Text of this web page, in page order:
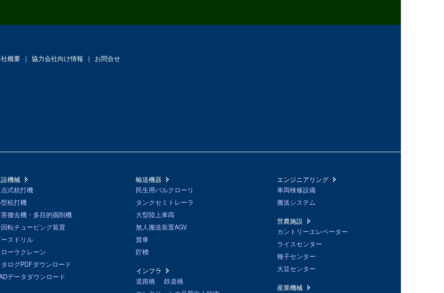
概要 ｜ 協力会社向け情報 ｜ お問合せ
機械
式杭打機
杭打機
撤去機・多目的掘削機
転チュービング装置
スドリル
ーラクレーン
ログPDFダウンロード
データダウンロード
輸送機器
民生用バルクローリ
タンクセミトレーラ
大型陸上車両
無人搬送装置AGV
貨車
貯槽
インフラ
道路橋
鉄道橋
エンジニアリング
車両検修設備
搬送システム
営農施設
カントリーエレベーター
ライスセンター
種子センター
大豆センター
産業機械